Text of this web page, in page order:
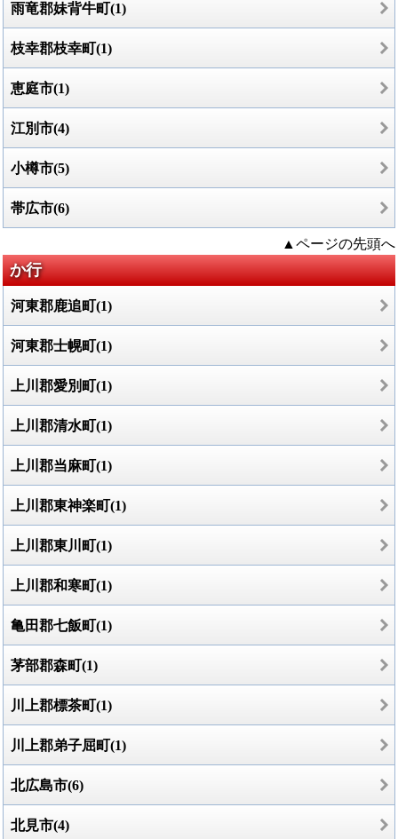
雨竜郡妹背牛町(1)
枝幸郡枝幸町(1)
恵庭市(1)
江別市(4)
小樽市(5)
帯広市(6)
▲ページの先頭へ
か行
河東郡鹿追町(1)
河東郡士幌町(1)
上川郡愛別町(1)
上川郡清水町(1)
上川郡当麻町(1)
上川郡東神楽町(1)
上川郡東川町(1)
上川郡和寒町(1)
亀田郡七飯町(1)
茅部郡森町(1)
川上郡標茶町(1)
川上郡弟子屈町(1)
北広島市(6)
北見市(4)